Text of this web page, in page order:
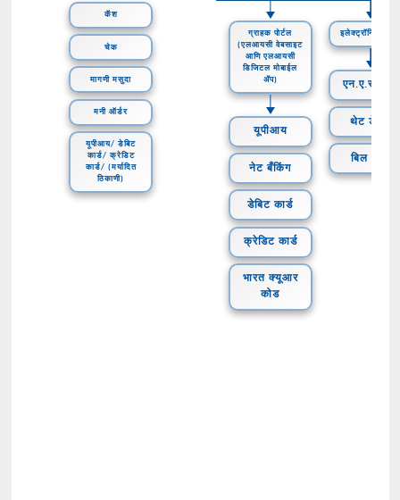
कॅश
चेक
मागणी मसुदा
मनी ऑर्डर
यूपीआय/ डेबिट
कार्ड/ क्रेडिट
कार्ड/ (मर्यादित
ठिकाणी)
ग्राहक पोर्टल
(एलआयसी वेबसाइट
आणि एलआयसी
डिजिटल मोबाईल
ॲप)
यूपीआय
नेट बँकिंग
डेबिट कार्ड
क्रेडिट कार्ड
भारत क्यूआर
कोड
इलेक्ट्रॉनिक
एन.ए.सी.एच.
थेट डेबिट
बिल भरणे